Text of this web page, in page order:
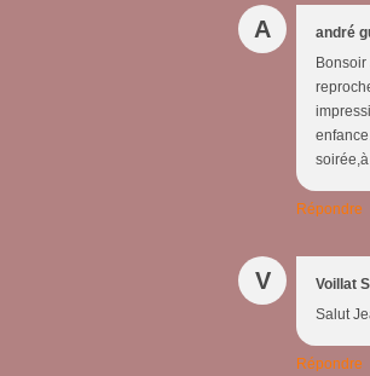
A andré
Répondre
V Voillat
Salut
Répondre